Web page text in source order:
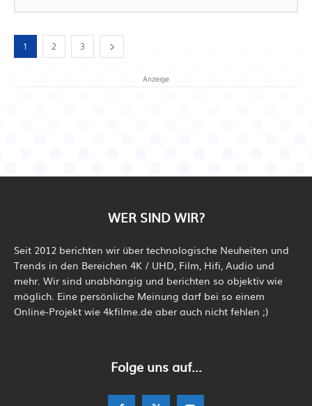
1 2 3
Anzeige
WER SIND WIR?
Seit 2012 berichten wir über technologische Neuheiten und
Trends in den Bereichen 4K / UHD, Film, Hifi, Audio und
mehr. Wir sind unabhängig und berichten so objektiv wie
möglich. Eine persönliche Meinung darf bei so einem
Online-Projekt wie 4kfilme.de aber auch nicht fehlen ;)
Folge uns auf...